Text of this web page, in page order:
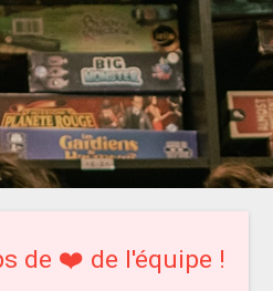
de ❤️ de l'équipe !